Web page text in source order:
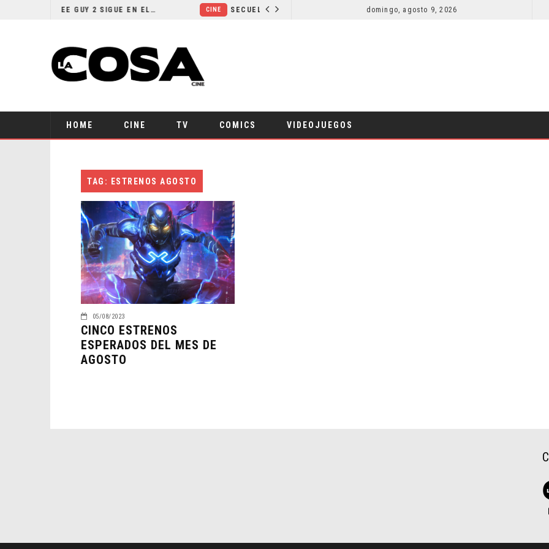
¿POR QUÉ FREE GUY 2 SIGUE EN EL LIMBO? CINE
domingo, agosto 9, 2026
HOME CINE TV COMICS VIDEOJUEGOS
TAG: ESTRENOS AGOSTO
05/08/2023
CINCO ESTRENOS
ESPERADOS DEL MES DE
AGOSTO